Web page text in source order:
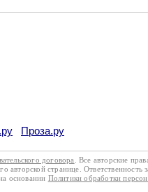
Проза.ру
договора
. Все авторские
авторской странице. Ответственность
основании Политики обработки